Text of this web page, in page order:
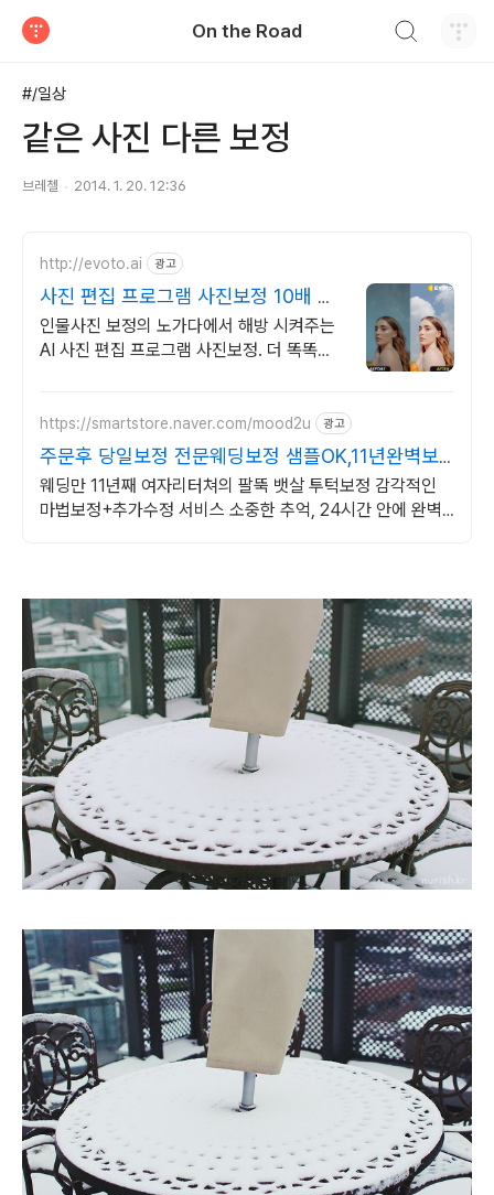
On the Road
#/일상
같은 사진 다른 보정
브레첼 2014. 1. 20. 12:36
http://evoto.ai 광고
사진 편집 프로그램 사진보정 10배 빨
라진 편집 속도
인물사진 보정의 노가다에서 해방 시켜주는
AI 사진 편집 프로그램 사진보정. 더 똑똑한
https://smartstore.naver.com/mood2u 광고
주문후 당일보정 전문웨딩보정 샘플OK,11년완벽보
정경력
웨딩만 11년째 여자리터쳐의 팔뚝 뱃살 투턱보정 감각적인
마법보정+추가수정 서비스 소중한 추억, 24시간 안에 완벽